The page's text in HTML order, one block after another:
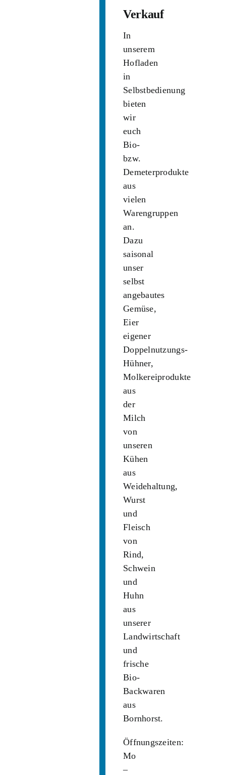
Verkauf
In
unserem
Hofladen
in
Selbstbedienung
bieten
wir
euch
Bio-
bzw.
Demeterprodukte
aus
vielen
Warengruppen
an.
Dazu
saisonal
unser
selbst
angebautes
Gemüse,
Eier
eigener
Doppelnutzungs-
Hühner,
Molkereiprodukte
aus
der
Milch
von
unseren
Kühen
aus
Weidehaltung,
Wurst
und
Fleisch
von
Rind,
Schwein
und
Huhn
aus
unserer
Landwirtschaft
und
frische
Bio-
Backwaren
aus
Bornhorst.
Öffnungszeiten:
Mo
–